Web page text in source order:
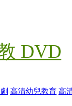
DVD
高清幼兒教育 高